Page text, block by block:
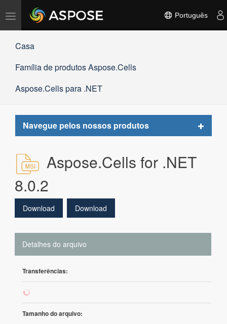
Alternar
navegação
Português
Casa
Família de produtos Aspose.Cells
Aspose.Cells para .NET
Navegue pelos nossos produtos
Toggle
Aspose.Cells for .NET
8.0.2
Download Download
Detalhes do arquivo
Transferências:
875
Tamanho do arquivo: